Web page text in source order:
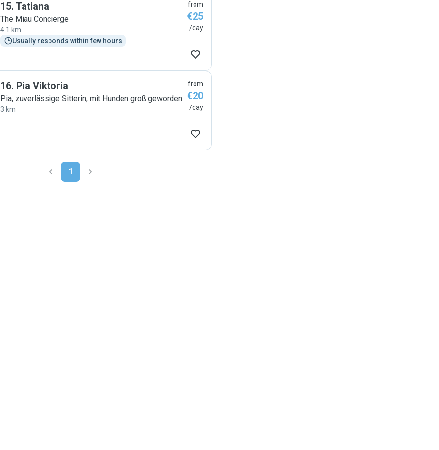
15. Tatiana
The Miau Concierge
4.1 km
Usually responds within few hours
from
€25
/day
16. Pia Viktoria
Pia, zuverlässige Sitterin, mit Hunden groß geworden
3 km
from
€20
/day
1